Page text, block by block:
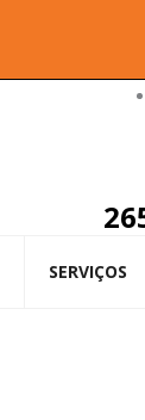
SERVIÇOS